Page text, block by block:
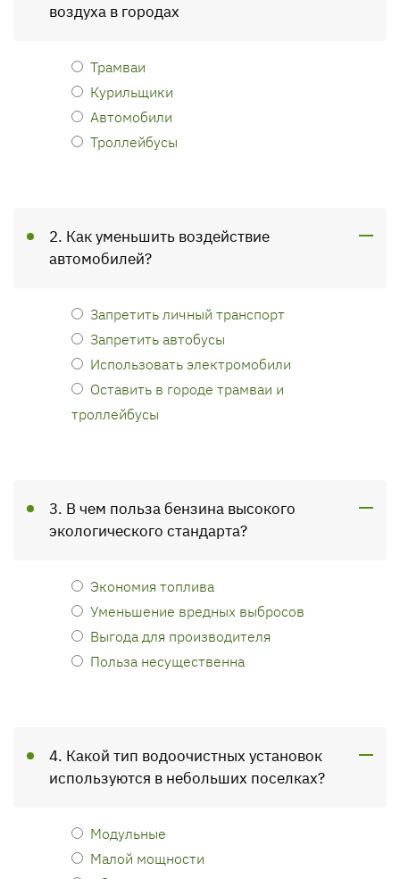
воздуха в городах
Трамваи
Курильщики
Автомобили
Троллейбусы
2. Как уменьшить воздействие
автомобилей?
Запретить личный транспорт
Запретить автобусы
Использовать электромобили
Оставить в городе трамваи и
троллейбусы
3. В чем польза бензина высокого
экологического стандарта?
Экономия топлива
Уменьшение вредных выбросов
Выгода для производителя
Польза несущественна
4. Какой тип водоочистных установок
используются в небольших поселках?
Модульные
Малой мощности